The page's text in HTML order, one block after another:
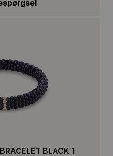
BLACK 1